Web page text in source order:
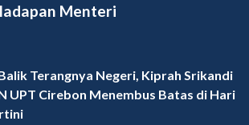
Menteri
Terangnya Negeri, Kiprah Srikandi
UPT Cirebon Menembus Batas di Hari